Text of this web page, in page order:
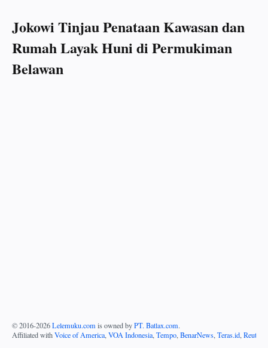
Jokowi Tinjau Penataan Kawasan dan
Rumah Layak Huni di Permukiman
Belawan
© 2016-2026Lelemuku.comis owned byPT. Batlax.com.
Affiliated withVoice of America,VOA Indonesia,Tempo,BenarNews,Teras.id,Reuters